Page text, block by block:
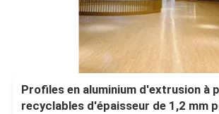
Profiles en aluminium d'extrusion à
recyclables d'épaisseur de 1,2 mm